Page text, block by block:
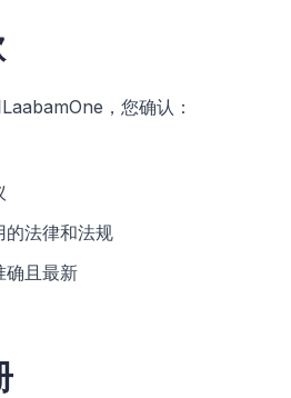
，您确认：
的法律和法规
确且最新